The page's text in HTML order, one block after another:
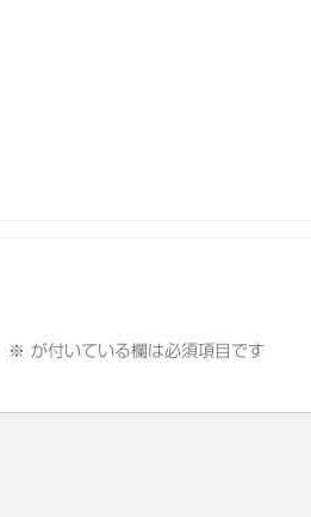
※ が付いている欄は必須項目です